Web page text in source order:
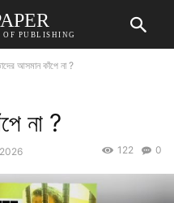
OF PUBLISHING
আসমান কাঁপে না ?
না ?
0
122